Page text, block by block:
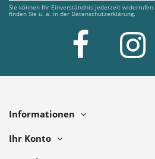
Sie können Ihr Einverständnis jederzeit
finden Sie u. a. in der Datenschutzerklärung.
Informationen
Ihr Konto